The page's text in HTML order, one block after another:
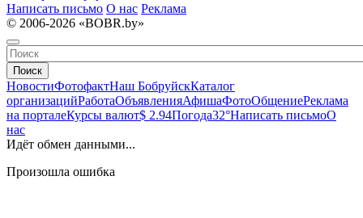
Написать письмо О нас Реклама
© 2006-2026 «BOBR.by»
Поиск
НовостиФотофактНаш БобруйскКаталог
организацийРаботаОбъявленияАфишаФотоОбщениеРеклама
на порталеКурсы валют$ 2.94Погода32°Написать письмоО
нас
Идёт обмен данными...
Произошла ошибка